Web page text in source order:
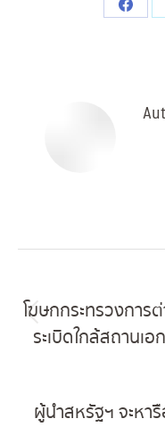
Share
navigation
โฆษกกระทรวงการ
ระเบิดใกล้สถานเ
ผู้นำสหรัฐฯ จะหา